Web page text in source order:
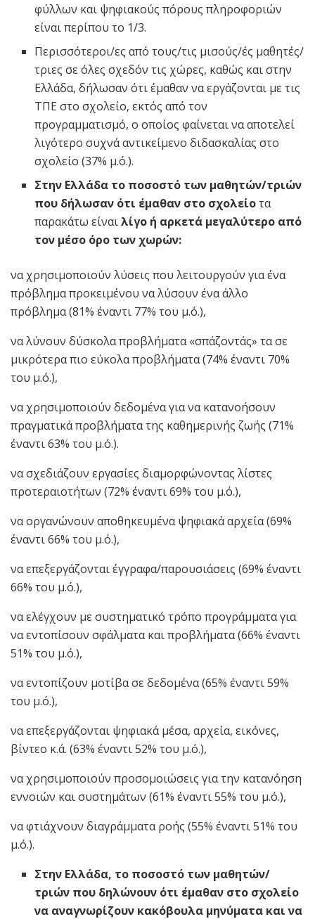
φύλλων και ψηφιακούς πόρους πληροφοριών
είναι περίπου το 1/3.
Περισσότεροι/ες από τους/τις μισούς/ές μαθητές/
τριες σε όλες σχεδόν τις χώρες, καθώς και στην
Ελλάδα, δήλωσαν ότι έμαθαν να εργάζονται με τις
ΤΠΕ στο σχολείο, εκτός από τον
προγραμματισμό, ο οποίος φαίνεται να αποτελεί
λιγότερο συχνά αντικείμενο διδασκαλίας στο
σχολείο (37% μ.ό.).
Στην Ελλάδα το ποσοστό των μαθητών/τριών
που δήλωσαν ότι έμαθαν στο σχολείοτα
παρακάτω είναιλίγο ή αρκετά μεγαλύτερο από
τον μέσο όρο των χωρών:
να χρησιμοποιούν λύσεις που λειτουργούν για ένα
πρόβλημα προκειμένου να λύσουν ένα άλλο
πρόβλημα (81% έναντι 77% του μ.ό.),
να λύνουν δύσκολα προβλήματα «σπάζοντάς» τα σε
μικρότερα πιο εύκολα προβλήματα (74% έναντι 70%
του μ.ό.),
να χρησιμοποιούν δεδομένα για να κατανοήσουν
πραγματικά προβλήματα της καθημερινής ζωής (71%
έναντι 63% του μ.ό.).
να σχεδιάζουν εργασίες διαμορφώνοντας λίστες
προτεραιοτήτων (72% έναντι 69% του μ.ό.),
να οργανώνουν αποθηκευμένα ψηφιακά αρχεία (69%
έναντι 66% του μ.ό.),
να επεξεργάζονται έγγραφα/παρουσιάσεις (69% έναντι
66% του μ.ό.),
να ελέγχουν με συστηματικό τρόπο προγράμματα για
να εντοπίσουν σφάλματα και προβλήματα (66% έναντι
51% του μ.ό.),
να εντοπίζουν μοτίβα σε δεδομένα (65% έναντι 59%
του μ.ό.),
να επεξεργάζονται ψηφιακά μέσα, αρχεία, εικόνες,
βίντεο κ.ά. (63% έναντι 52% του μ.ό.),
να χρησιμοποιούν προσομοιώσεις για την κατανόηση
εννοιών και συστημάτων (61% έναντι 55% του μ.ό.),
να φτιάχνουν διαγράμματα ροής (55% έναντι 51% του
μ.ό.).
Στην Ελλάδα, το ποσοστό των μαθητών/
τριών που δηλώνουν ότι έμαθαν στο σχολείο
να αναγνωρίζουν κακόβουλα μηνύματα και να